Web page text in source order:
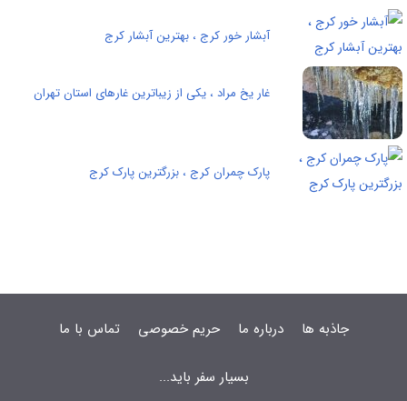
آبشار خور کرج ، بهترین آبشار کرج
غار یخ مراد ، یکی از زیباترین غارهای استان تهران
پارک چمران کرج ، بزرگترین پارک کرج
جاذبه ها درباره ما حریم خصوصی تماس با ما
بسیار سفر باید...